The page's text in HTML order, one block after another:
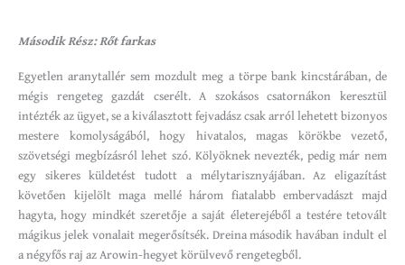
Második Rész: Rőt farkas
Egyetlen aranytallér sem mozdult meg a törpe bank kincstárában, de
mégis rengeteg gazdát cserélt. A szokásos csatornákon keresztül
intézték az ügyet, se a kiválasztott fejvadász csak arról lehetett bizonyos
mestere komolyságából, hogy hivatalos, magas körökbe vezető,
szövetségi megbízásról lehet szó. Kölyöknek nevezték, pedig már nem
egy sikeres küldetést tudott a mélytarisznyájában. Az eligazítást
követően kijelölt maga mellé három fiatalabb embervadászt majd
hagyta, hogy mindkét szeretője a saját életerejéből a testére tetovált
mágikus jelek vonalait megerősítsék. Dreina második havában indult el
a négyfős raj az Arowin-hegyet körülvevő rengetegből.